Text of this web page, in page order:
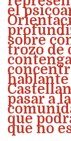
el
sobre
trozo de
hablante
pasar a
que
que no